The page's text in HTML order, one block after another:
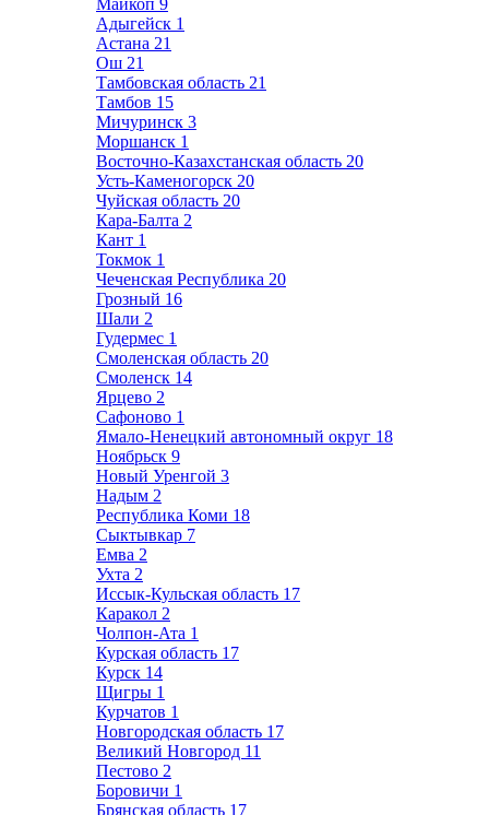
Майкоп 9
Адыгейск 1
Астана 21
Ош 21
Тамбовская область 21
Тамбов 15
Мичуринск 3
Моршанск 1
Восточно-Казахстанская область 20
Усть-Каменогорск 20
Чуйская область 20
Кара-Балта 2
Кант 1
Токмок 1
Чеченская Республика 20
Грозный 16
Шали 2
Гудермес 1
Смоленская область 20
Смоленск 14
Ярцево 2
Сафоново 1
Ямало-Ненецкий автономный округ 18
Ноябрьск 9
Новый Уренгой 3
Надым 2
Республика Коми 18
Сыктывкар 7
Емва 2
Ухта 2
Иссык-Кульская область 17
Каракол 2
Чолпон-Ата 1
Курская область 17
Курск 14
Щигры 1
Курчатов 1
Новгородская область 17
Великий Новгород 11
Пестово 2
Боровичи 1
Брянская область 17